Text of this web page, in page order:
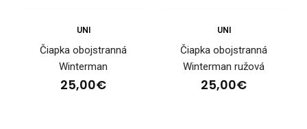
Čiapka obojstranná Winterman
UNI
Čiapka obojstranná
Winterman
25,00€
UNI
Čiapka obojstranná
Winterman ružová
25,00€